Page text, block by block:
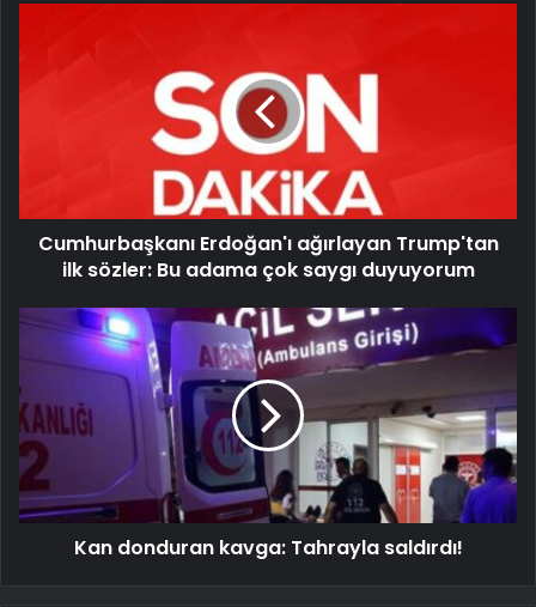
Cumhurbaşkanı Erdoğan'ı ağırlayan Trump'tan
ilk sözler: Bu adama çok saygı duyuyorum
Kan donduran kavga: Tahrayla saldırdı!